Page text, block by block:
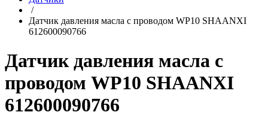
/
Датчик давления масла с проводом WP10 SHAANXI
612600090766
Датчик давления масла с
проводом WP10 SHAANXI
612600090766